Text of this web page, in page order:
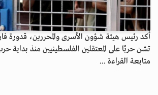
أكد رئيس هيئة شؤون الأسرى والمحررين، قدورة
تشن حربًا على المعتقلين الفلسطينيين منذ بداية
متابعة القراءة ...